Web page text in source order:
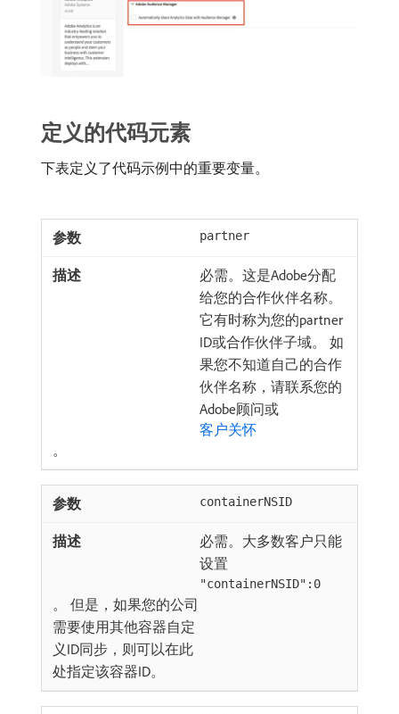
定义的代码元素
下表定义了代码示例中的重要变量。
partner
必需。这是Adobe分配
给您的合作伙伴名称。
它有时称为您的partner
ID或合作伙伴子域。 如
果您不知道自己的合作
伙伴名称，请联系您的
Adobe顾问或
客户关怀
。
containerNSID
必需。大多数客户只能
设置
"containerNSID":0
。 但是，如果您的公司
需要使用其他容器自定
义ID同步，则可以在此
处指定该容器ID。